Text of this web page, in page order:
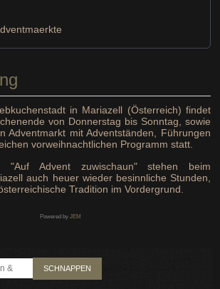
in Mariazell (Österreich) findet
von Donnerstag bis Sonntag, sowie
Adventmarkt mit Adventständen, Führungen
vorweihnachtlichen Programm statt.
"Auf Advent zuwischaun" stehen beim
auch heuer wieder besinnliche Stunden,
Tradition im Vordergrund.
Powered by JEM
SCHNAPPEN